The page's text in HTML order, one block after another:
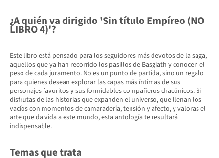
¿A quién va dirigido 'Sin título Empíreo (NO
LIBRO 4)'?
Este libro está pensado para los seguidores más devotos de la saga,
aquellos que ya han recorrido los pasillos de Basgiath y conocen el
peso de cada juramento. No es un punto de partida, sino un regalo
para quienes desean explorar las capas más íntimas de sus
personajes favoritos y sus formidables compañeros dracónicos. Si
disfrutas de las historias que expanden el universo, que llenan los
vacíos con momentos de camaradería, tensión y afecto, y valoras el
arte que da vida a este mundo, esta antología te resultará
indispensable.
Temas que trata